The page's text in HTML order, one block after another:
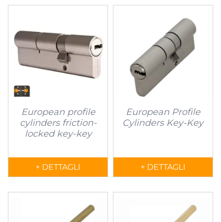
European profile
cylinders friction-
locked key-key
+ DETTAGLI
European Profile
Cylinders Key-Key
+ DETTAGLI